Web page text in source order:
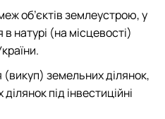
об’єктів землеустрою, у
натурі (на місцевості)
земельних ділянок,
під інвестиційні